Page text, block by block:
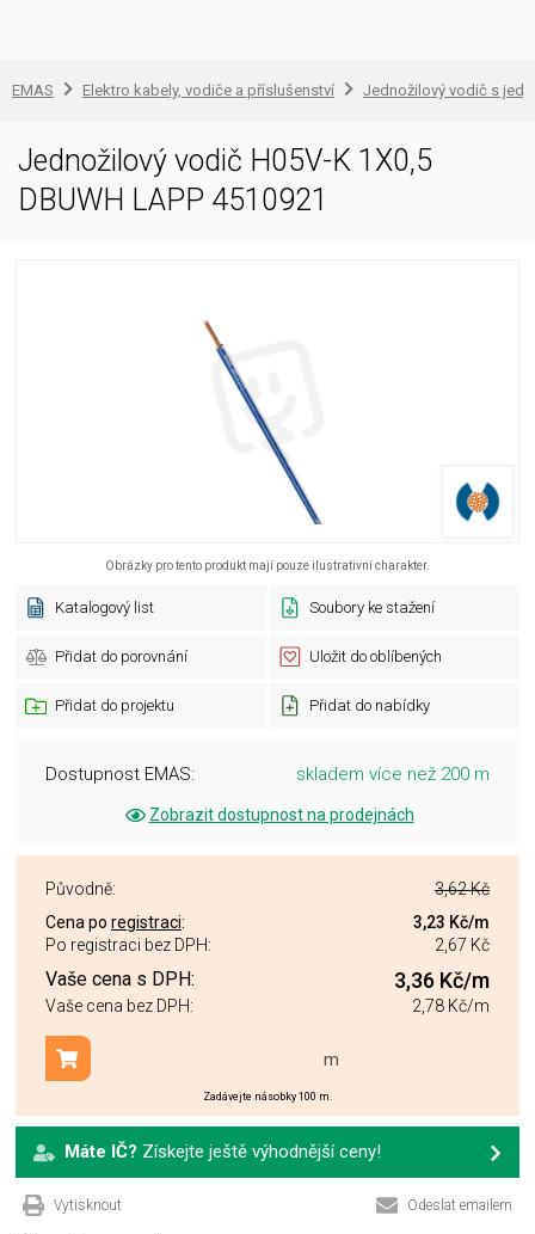
EMAS Elektro kabely, vodiče a příslušenství Jednožilový vodič s
Jednožilový vodič H05V-K 1X0,5
DBUWH LAPP 4510921
Obrázky pro tento produkt mají pouze ilustrativní charakter.
Katalogový list Soubory ke stažení
Přidat do porovnání Uložit do oblíbených
Přidat do projektu Přidat do nabídky
Dostupnost EMAS: skladem více než 200 m
Zobrazit dostupnost na prodejnách
Původně:
3,62 Kč
Cena po registraci: 3,23 Kč/m
Po registraci bez DPH:
2,67 Kč
Vaše cena s DPH: 3,36 Kč/m
Vaše cena bez DPH: 2,78 Kč/m
m
Přidat do košíku
Zadávejte násobky 100 m.
Máte IČ? Získejte ještě výhodnější ceny!
Vytisknout Odeslat emailem